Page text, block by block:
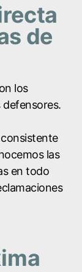
de
los
defensores.
las
en todo